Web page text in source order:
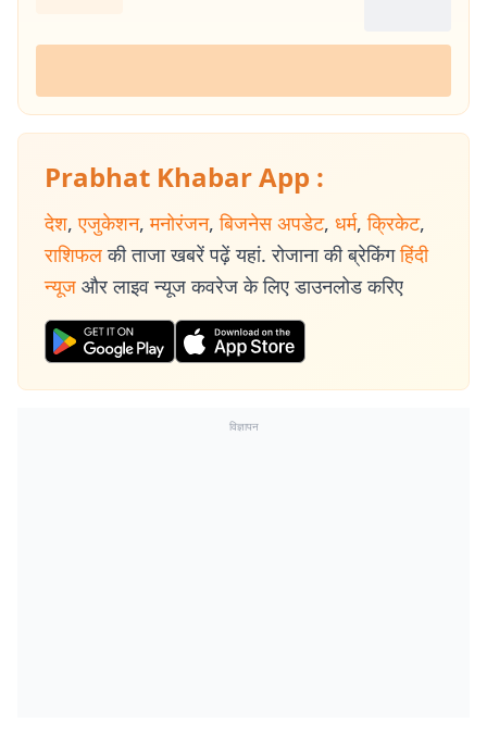
Prabhat Khabar App :
देश, एजुकेशन, मनोरंजन, बिजनेस अपडेट, धर्म, क्रिकेट,
राशिफल की ताजा खबरें पढ़ें यहां. रोजाना की ब्रेकिंग हिंदी
न्यूज और लाइव न्यूज कवरेज के लिए डाउनलोड करिए
विज्ञापन